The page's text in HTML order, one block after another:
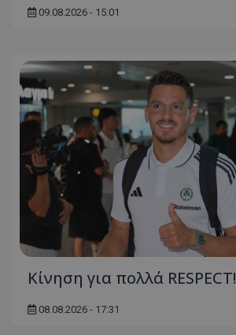
09.08.2026 - 15:01
Κίνηση για πολλά RESPECT!
08.08.2026 - 17:31